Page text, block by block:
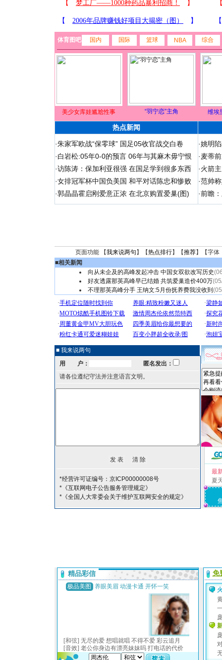
体育图吧 国内 国际 篮球 NBA 综合
美少女库娃尴尬性事 “羽宁恋”主角 维埃
热点新闻
·朱家军欧战“保零球” 国足05收官战交白卷
·白岩松:05年0-0的预言 06年与其麻木毋宁恨
·访陈涛：保加利亚很强 在国足学到很多东西
·女排冠军杯中国负美国 和平对话陈忠和惨败
·郭晶晶霍启刚爱意正浓 在北京购置爱巢(图)
·姚明
·麦蒂
·火箭
·范帅
·前瞻
页面功能 【我来说两句 】【热点排行】【推荐】【字体
■相关新闻
向从未企及的高峰发起冲击 中国女双欲改写历史
好友透露那英高峰早已结婚 共筑爱巢造价400万
不理那英高峰分手 王纳文:5月份抚养费我没收到
■ 我来说两句
用 户：
匿名发出：
请各位遵纪守法并注意语言文明。
*经营许可证编号：京ICP00000008号
*《互联网电子公告服务管理规定》
*《全国人大常委会关于维护互联网安全的规定》
最
夏